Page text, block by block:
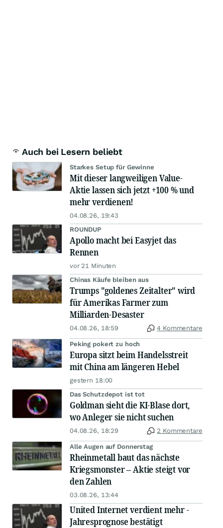
Auch bei Lesern beliebt
Starkes Setup für Gewinne
Mit dieser langweiligen Value-
Aktie lassen sich jetzt +100 % und
mehr verdienen!
04.08.26, 19:43
ROUNDUP
Apollo macht bei Easyjet das
Rennen
vor 21 Minuten
Chinas Käufe bleiben aus
Trumps "goldenes Zeitalter" wird
für Amerikas Farmer zum
Milliarden-Desaster
04.08.26, 18:59 4 Kommentare
Peking pokert zu hoch
Europa sitzt beim Handelsstreit
mit China am längeren Hebel
gestern 18:00
Das Schutzdepot ist tot
Goldman sieht die KI-Blase dort,
wo Anleger sie nicht suchen
04.08.26, 18:29 2 Kommentare
Alle Augen auf Donnerstag
Rheinmetall baut das nächste
Kriegsmonster – Aktie steigt vor
den Zahlen
03.08.26, 13:44
United Internet verdient mehr -
Jahresprognose bestätigt